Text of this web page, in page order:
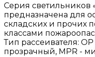
Серия светильников
предназначена для
складских и прочих
классами
Тип рассеивателя:
прозрачный, MPR -